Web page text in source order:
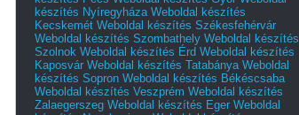
készítés Nyíregyháza Weboldal készítés
Kecskemét Weboldal készítés Székesfehérvár
Weboldal készítés Szombathely Weboldal készítés
Szolnok Weboldal készítés Érd Weboldal készítés
Kaposvár Weboldal készítés Tatabánya Weboldal
készítés Sopron Weboldal készítés Békéscsaba
Weboldal készítés Veszprém Weboldal készítés
Zalaegerszeg Weboldal készítés Eger Weboldal